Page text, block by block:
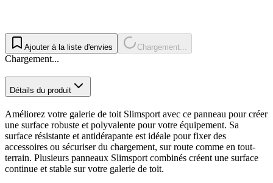
Ajouter à la liste d'envies Chargement...
Chargement...
Détails du produit
Améliorez votre galerie de toit Slimsport avec ce panneau pour créer
une surface robuste et polyvalente pour votre équipement. Sa
surface résistante et antidérapante est idéale pour fixer des
accessoires ou sécuriser du chargement, sur route comme en tout-
terrain. Plusieurs panneaux Slimsport combinés créent une surface
continue et stable sur votre galerie de toit.